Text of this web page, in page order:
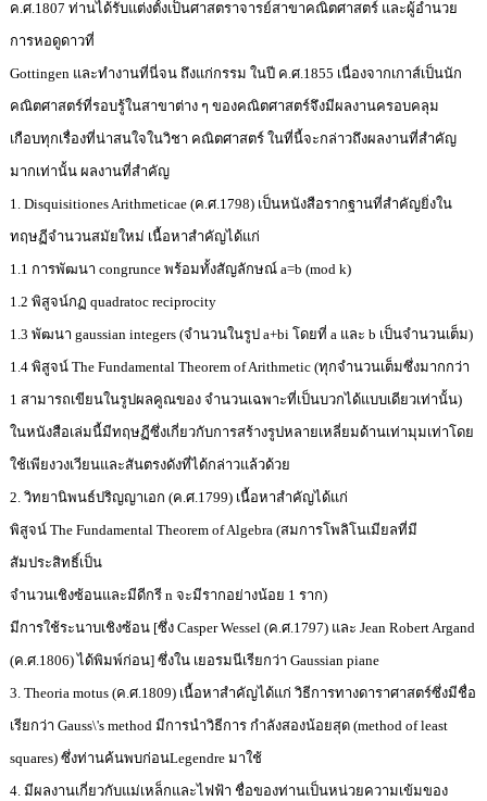
ค.ศ.1807 ท่านได้รับแต่งตั้งเป็นศาสตราจารย์สาขาคณิตศาสตร์ และผู้อำนวย
การหอดูดาวที่
Gottingen และทำงานที่นี่จน ถึงแก่กรรม ในปี ค.ศ.1855 เนื่องจากเกาส์เป็นนัก
คณิตศาสตร์ที่รอบรู้ในสาขาต่าง ๆ ของคณิตศาสตร์จึงมีผลงานครอบคลุม
เกือบทุกเรื่องที่น่าสนใจในวิชา คณิตศาสตร์ ในที่นี้จะกล่าวถึงผลงานที่สำคัญ
มากเท่านั้น ผลงานที่สำคัญ
1. Disquisitiones Arithmeticae (ค.ศ.1798) เป็นหนังสือรากฐานที่สำคัญยิ่งใน
ทฤษฏีจำนวนสมัยใหม่ เนื้อหาสำคัญได้แก่
1.1 การพัฒนา congrunce พร้อมทั้งสัญลักษณ์ a=b (mod k)
1.2 พิสูจน์กฏ quadratoc reciprocity
1.3 พัฒนา gaussian integers (จำนวนในรูป a+bi โดยที่ a และ b เป็นจำนวนเต็ม)
1.4 พิสูจน์ The Fundamental Theorem of Arithmetic (ทุกจำนวนเต็มซึ่งมากกว่า
1 สามารถเขียนในรูปผลคูณของ จำนวนเฉพาะที่เป็นบวกได้แบบเดียวเท่านั้น)
ในหนังสือเล่มนี้มีทฤษฏีซึ่งเกี่ยวกับการสร้างรูปหลายเหลี่ยมด้านเท่ามุมเท่าโดย
ใช้เพียงวงเวียนและสันตรงดังที่ได้กล่าวแล้วด้วย
2. วิทยานิพนธ์ปริญญาเอก (ค.ศ.1799) เนื้อหาสำคัญได้แก่
พิสูจน์ The Fundamental Theorem of Algebra (สมการโพลิโนเมียลที่มี
สัมประสิทธิ์เป็น
จำนวนเชิงซ้อนและมีดีกรี n จะมีรากอย่างน้อย 1 ราก)
มีการใช้ระนาบเชิงซ้อน [ซึ่ง Casper Wessel (ค.ศ.1797) และ Jean Robert Argand
(ค.ศ.1806) ได้พิมพ์ก่อน] ซึ่งใน เยอรมนีเรียกว่า Gaussian piane
3. Theoria motus (ค.ศ.1809) เนื้อหาสำคัญได้แก่ วิธีการทางดาราศาสตร์ซึ่งมีชื่อ
เรียกว่า Gauss\'s method มีการนำวิธีการ กำลังสองน้อยสุด (method of least
squares) ซึ่งท่านค้นพบก่อนLegendre มาใช้
4. มีผลงานเกี่ยวกับแม่เหล็กและไฟฟ้า ชื่อของท่านเป็นหน่วยความเข้มของ